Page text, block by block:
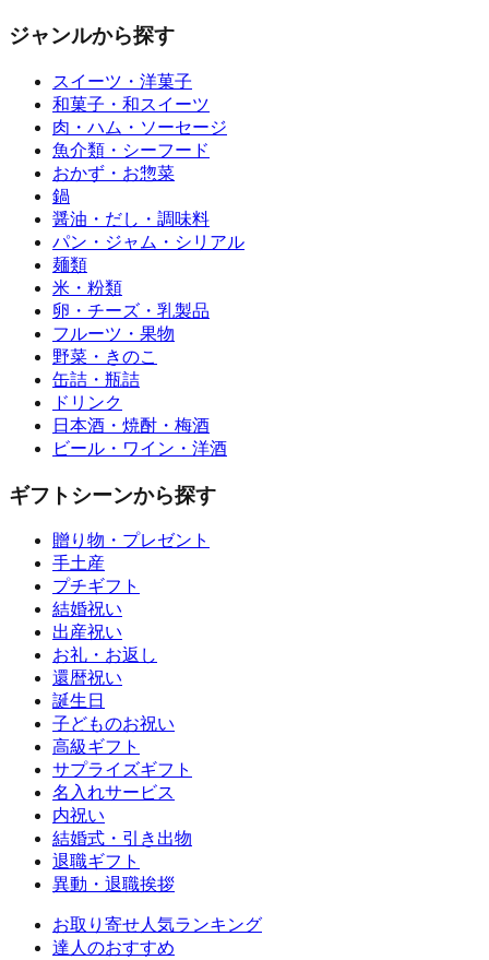
ジャンルから探す
スイーツ・洋菓子
和菓子・和スイーツ
肉・ハム・ソーセージ
魚介類・シーフード
おかず・お惣菜
鍋
醤油・だし・調味料
パン・ジャム・シリアル
麺類
米・粉類
卵・チーズ・乳製品
フルーツ・果物
野菜・きのこ
缶詰・瓶詰
ドリンク
日本酒・焼酎・梅酒
ビール・ワイン・洋酒
ギフトシーンから探す
贈り物・プレゼント
手土産
プチギフト
結婚祝い
出産祝い
お礼・お返し
還暦祝い
誕生日
子どものお祝い
高級ギフト
サプライズギフト
名入れサービス
内祝い
結婚式・引き出物
退職ギフト
異動・退職挨拶
お取り寄せ人気ランキング
達人のおすすめ